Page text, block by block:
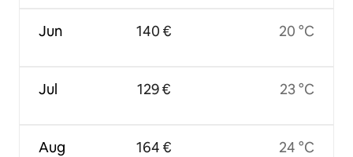
Jun
Jul
Aug
140 €
129 €
164 €
20 °C
23 °C
24 °C